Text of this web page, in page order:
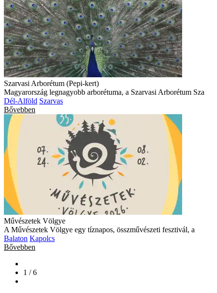
Szarvasi Arborétum (Pepi-kert)
Magyarország legnagyobb arborétuma, a Szarvasi Arborétum Sza
Dél-Alföld Szarvas
Bővebben
Művészetek Völgye
A Művészetek Völgye egy tíznapos, összművészeti fesztivál, a
Balaton Kapolcs
Bővebben
1 / 6